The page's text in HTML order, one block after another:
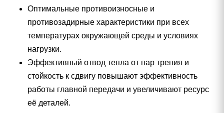
Оптимальные противоизносные и
противозадирные характеристики при всех
температурах окружающей среды и условиях
нагрузки.
Эффективный отвод тепла от пар трения и
стойкость к сдвигу повышают эффективность
работы главной передачи и увеличивают ресурс
её деталей.